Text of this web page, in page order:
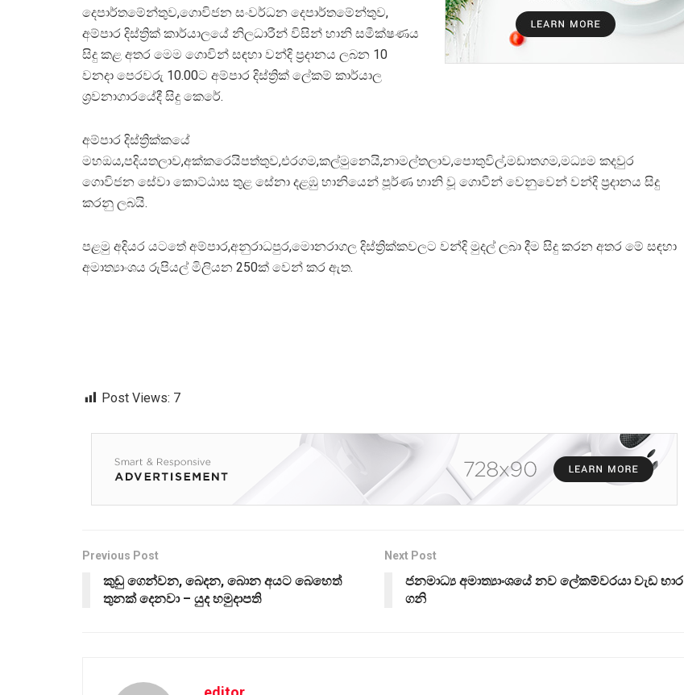
දෙපාර්තමේන්තුව,ගොවිජන සංවර්ධන දෙපාර්තමේන්තුව,
අම්පාර දිස්ත්‍රික් කාර්යාලයේ නිලධාරීන් විසින් හානි සමීක්ෂණය
සිදු කළ අතර මෙම ගොවින් සඳහා වන්දි ප්‍රදානය ලබන 10
වනදා පෙරවරු 10.00ට අම්පාර දිස්ත්‍රික් ලේකම් කාර්යාල
ශ්‍රවනාගාරයේදී සිදු කෙරේ.
අම්පාර දිස්ත්‍රික්කයේ
මහඔය,පදියතලාව,අක්කරෙයිපත්තුව,එරගම,කල්මුනෙයි,නාමල්තලාව,පොතුවිල්,මඩාතගම,මධ්‍යම කදවුර
ගොවිජන සේවා කොට්ඨාස තුළ සේනා දළඹු හානියෙන් පූර්ණ හානි වූ ගොවීන් වෙනුවෙන් වන්දි ප්‍රදානය සිදු
කරනු ලබයි.
පළමු අදියර යටතේ අම්පාර,අනුරාධපුර,මොනරාගල දිස්ත්‍රික්කවලට වන්දි මුදල් ලබා දීම සිදු කරන අතර මේ සඳහා
අමාත්‍යාංශය රුපියල් මිලියන 250ක් වෙන් කර ඇත.
Post Views: 7
Previous Post
කුඩු ගෙන්වන, බෙදන, බොන අයට බෙහෙත්
තුනක් දෙනවා – යුද හමුදාපති
Next Post
ජනමාධ්‍ය අමාත්‍යාංශයේ නව ලේකම්වරයා වැඩ භාර
ගනි